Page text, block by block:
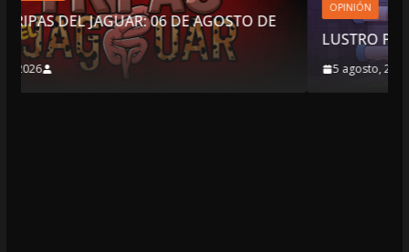
DE
OPINIÓN
LUSTRO PERDIDO
5 agosto, 2026